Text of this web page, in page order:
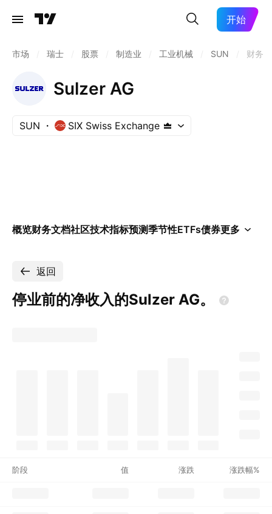
开始
市场 瑞士 股票 制造业 工业机械 SUN 财务
Sulzer AG
SUN SIX Swiss Exchange
概览财务文档社区技术指标预测季节性ETFs债券更多
返回
停业前的净收入的Sulzer AG。
阶段 值 涨跌 涨跌幅%